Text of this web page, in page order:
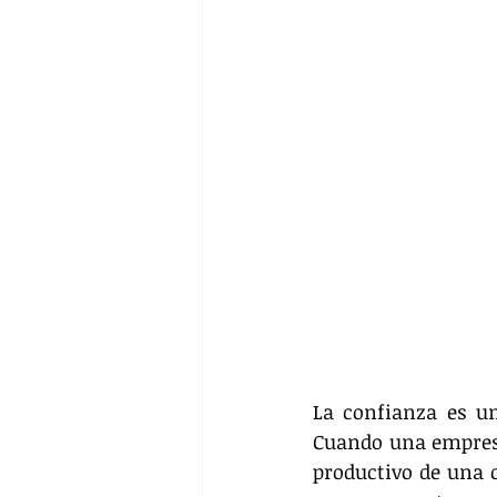
La confianza es
Cuando una
productivo de una